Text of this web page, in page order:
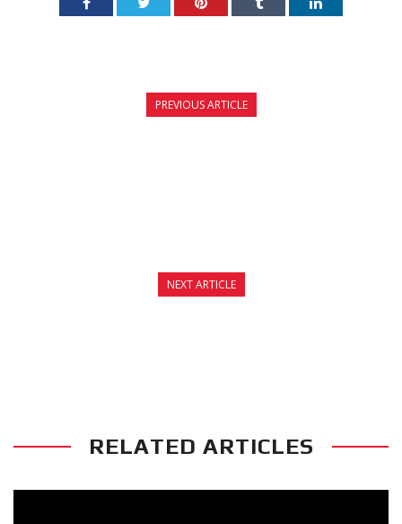
PREVIOUS ARTICLE
NEXT ARTICLE
RELATED ARTICLES